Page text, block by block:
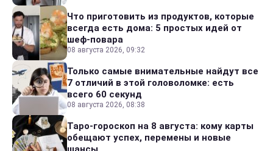
Что приготовить из продуктов, которые
всегда есть дома: 5 простых идей от
шеф-повара
08 августа 2026, 09:32
Только самые внимательные найдут все
7 отличий в этой головоломке: есть
всего 60 секунд
08 августа 2026, 08:38
Таро-гороскоп на 8 августа: кому карты
обещают успех, перемены и новые